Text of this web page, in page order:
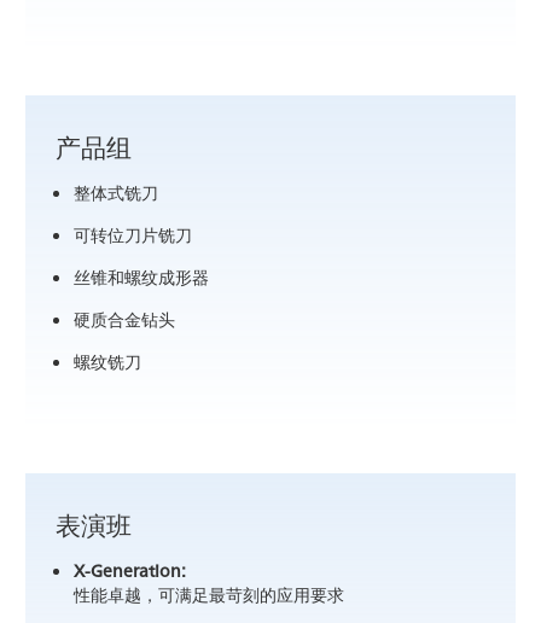
产品组
整体式铣刀
可转位刀片铣刀
丝锥和螺纹成形器
硬质合金钻头
螺纹铣刀
表演班
X-Generation:
性能卓越，可满足最苛刻的应用要求